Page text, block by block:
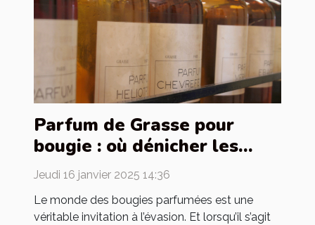
Parfum de Grasse pour
bougie : où dénicher les
meilleurs ?
Jeudi 16 janvier 2025 14:36
Le monde des bougies parfumées est une
véritable invitation à l’évasion. Et lorsqu’il s’agit